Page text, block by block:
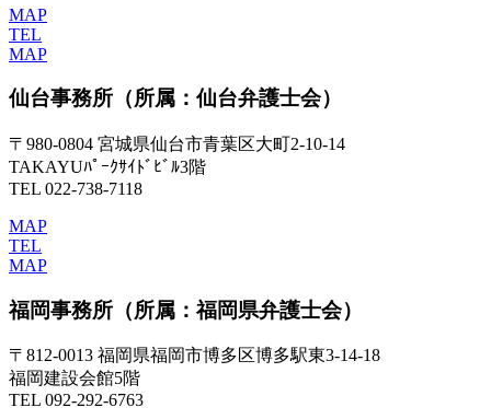
MAP
TEL
MAP
仙台事務所 （所属：仙台弁護士会）
〒980-0804 宮城県仙台市青葉区大町2-10-14
TAKAYUﾊﾟｰｸｻｲﾄﾞﾋﾞﾙ3階
TEL 022-738-7118
MAP
TEL
MAP
福岡事務所 （所属：福岡県弁護士会）
〒812-0013 福岡県福岡市博多区博多駅東3-14-18
福岡建設会館5階
TEL 092-292-6763